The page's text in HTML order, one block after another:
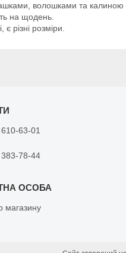
волошками та калиною
на щодень.
різні розміри.
63-01
78-44
магазину